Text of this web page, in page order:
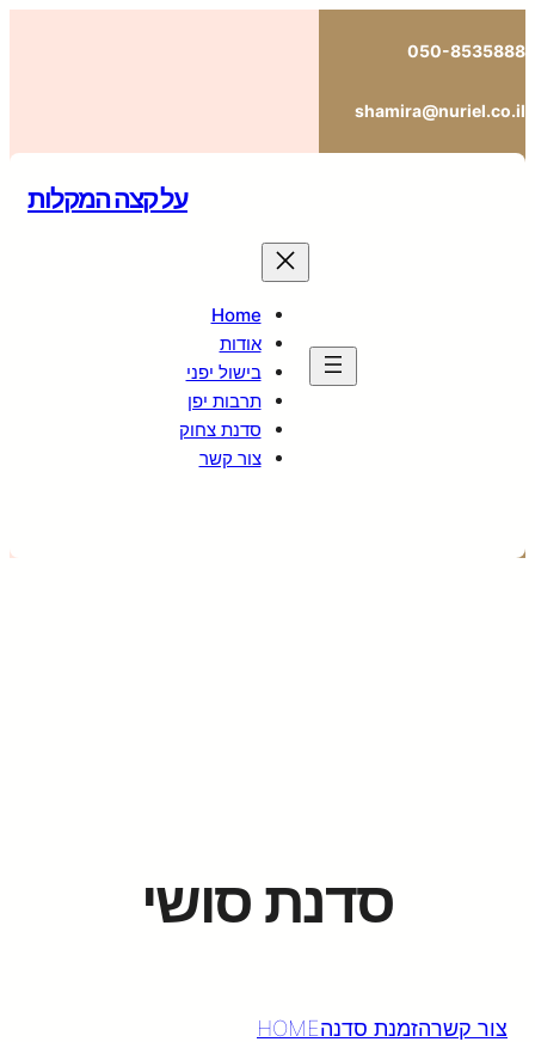
לתוכן
050-8535888
shamira@nuriel.co.il
על קצה המקלות
Home
אודות
בישול יפני
תרבות יפן
סדנת צחוק
צור קשר
סדנת סושי
צור קשרהזמנת סדנהHOME